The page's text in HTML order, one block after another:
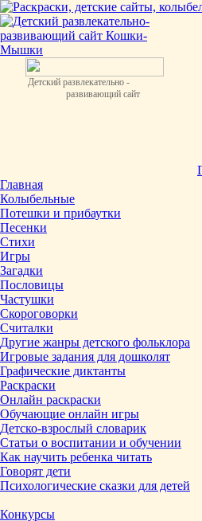
Детский развлекательно -
развивающий сайт
Главная
Колыбельные
Потешки и прибаутки
Песенки
Стихи
Игры
Загадки
Пословицы
Частушки
Скороговорки
Считалки
Другие жанры детского фольклора
Игровые задания для дошколят
Графические диктанты
Раскраски
Онлайн раскраски
Обучающие онлайн игры
Детско-взрослый словарик
Статьи о воспитании и обучении
Как научить ребенка читать
Говорят дети
Психологические сказки для детей
Конкурсы